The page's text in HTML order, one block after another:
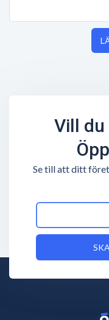
Vill du
Se till att ditt